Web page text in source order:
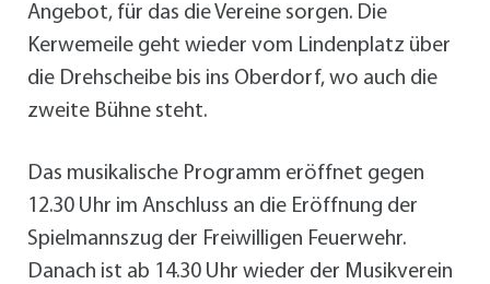
Angebot, für das die Vereine sorgen. Die
Kerwemeile geht wieder vom Lindenplatz über
die Drehscheibe bis ins Oberdorf, wo auch die
zweite Bühne steht.
Das musikalische Programm eröffnet gegen
12.30 Uhr im Anschluss an die Eröffnung der
Spielmannszug der Freiwilligen Feuerwehr.
Danach ist ab 14.30 Uhr wieder der Musikverein